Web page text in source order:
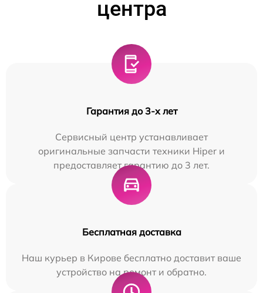
центра
Гарантия до 3-х лет
Сервисный центр устанавливает
оригинальные запчасти техники Hiper и
предоставляет гарантию до 3 лет.
Бесплатная доставка
Наш курьер в Кирове бесплатно доставит ваше
устройство на ремонт и обратно.